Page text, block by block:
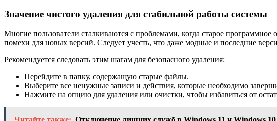
Значение чистого удаления для стабильной работы системы
Многие пользователи сталкиваются с проблемами, когда старое программное
помехи для новых версий. Следует учесть, что даже модные и последние
Рекомендуется следовать этим шагам для безопасного удаления:
Перейдите в папку, содержащую старые файлы.
Выберите все ненужные записи и действия, которые необходимо
Нажмите на опцию для удаления или очистки, чтобы избавиться от
Читайте также: Отключение лишних служб в Windows 11 и Windows